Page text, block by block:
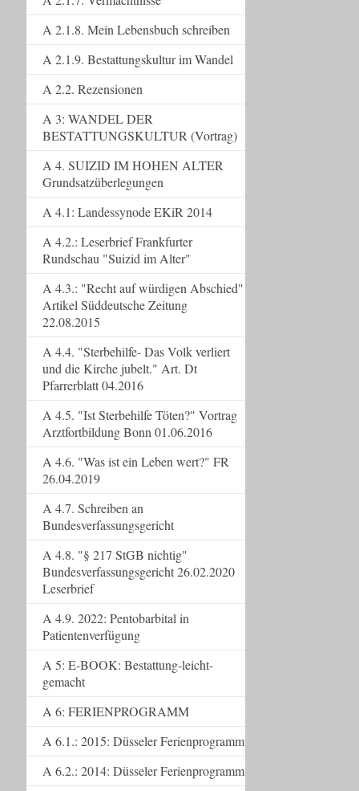
A 2.1.8. Mein Lebensbuch schreiben
A 2.1.9. Bestattungskultur im Wandel
A 2.2. Rezensionen
A 3: WANDEL DER
BESTATTUNGSKULTUR (Vortrag)
A 4. SUIZID IM HOHEN ALTER
Grundsatzüberlegungen
A 4.1: Landessynode EKiR 2014
A 4.2.: Leserbrief Frankfurter
Rundschau "Suizid im Alter"
A 4.3.: "Recht auf würdigen Abschied"
Artikel Süddeutsche Zeitung
22.08.2015
A 4.4. "Sterbehilfe- Das Volk verliert
und die Kirche jubelt." Art. Dt
Pfarrerblatt 04.2016
A 4.5. "Ist Sterbehilfe Töten?" Vortrag
Arztfortbildung Bonn 01.06.2016
A 4.6. "Was ist ein Leben wert?" FR
26.04.2019
A 4.7. Schreiben an
Bundesverfassungsgericht
A 4.8. "§ 217 StGB nichtig"
Bundesverfassungsgericht 26.02.2020
Leserbrief
A 4.9. 2022: Pentobarbital in
Patientenverfügung
A 5: E-BOOK: Bestattung-leicht-
gemacht
A 6: FERIENPROGRAMM
A 6.1.: 2015: Düsseler Ferienprogramm
A 6.2.: 2014: Düsseler Ferienprogramm